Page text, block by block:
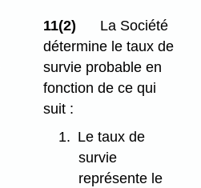
11(2)
La Société
détermine le taux de
survie probable en
fonction de ce qui
suit :
1. Le taux de
survie
représente le